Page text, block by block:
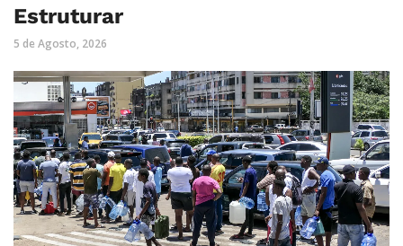
Estruturar
5 de Agosto, 2026